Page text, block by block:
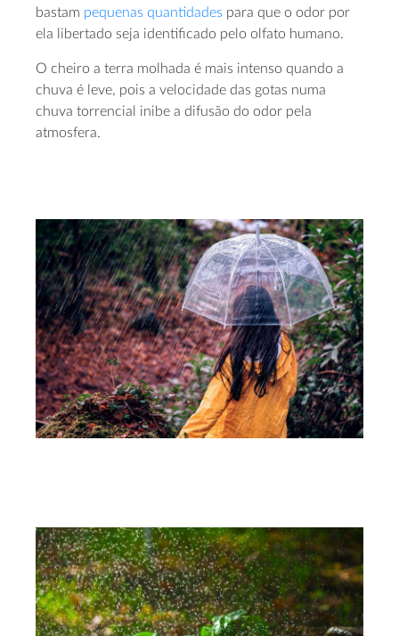
bastam pequenas quantidades para que o odor por
ela libertado seja identificado pelo olfato humano.
O cheiro a terra molhada é mais intenso quando a
chuva é leve, pois a velocidade das gotas numa
chuva torrencial inibe a difusão do odor pela
atmosfera.